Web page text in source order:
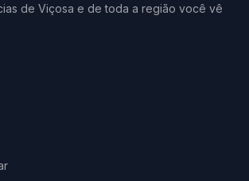
de Viçosa e de toda a região você vê